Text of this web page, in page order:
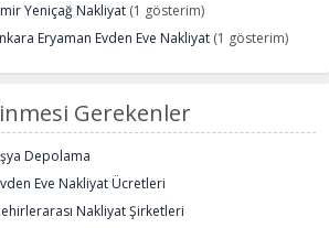
Yeniçağ Nakliyat (1 gösterim)
Eryaman Evden Eve Nakliyat (1 gösterim)
Gerekenler
Depolama
Eve Nakliyat Ücretleri
Nakliyat Şirketleri